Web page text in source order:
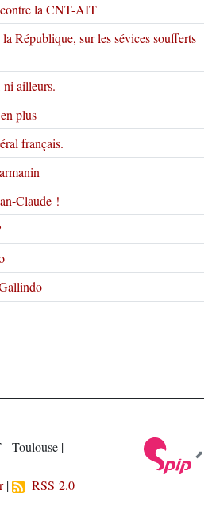
la CNT-AIT
République, sur les sévices soufferts
ni ailleurs.
plus
français.
Claude !
Toulouse |
| RSS 2.0